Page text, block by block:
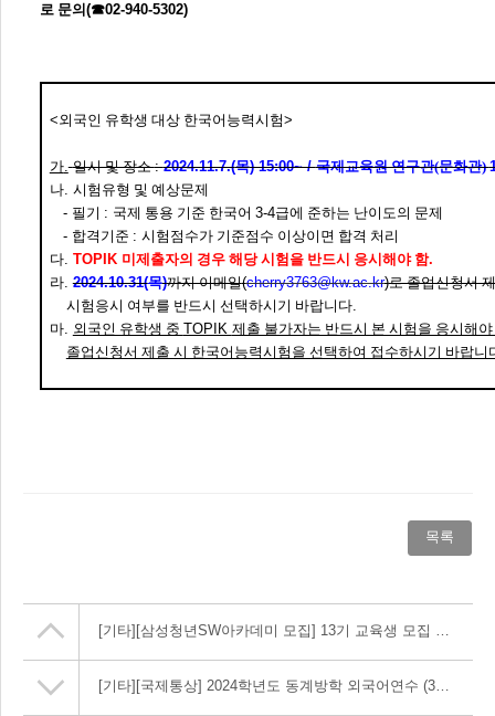
로 문의 (☎02-940-5302)
<외국인 유학생 대상 한국어능력시험>
가. 일시 및 장소:2024.11.7.(목) 15:00~ /국제교육원 연구관(문화관)
나. 시험유형 및 예상문제
- 필기 : 국제 통용 기준 한국어 3-4급에 준하는 난이도의 문제
- 합격기준 : 시험점수가 기준점수 이상이면 합격 처리
다. TOPIK 미제출자의 경우 해당 시험을 반드시 응시해야 함.
라.2024.10.31(목)까지 이메일(cherry3763@kw.ac.kr)로 졸업신청서
시험응시 여부를 반드시 선택하시기 바랍니다.
마. 외국인 유학생 중 TOPIK 제출 불가자는 반드시 본 시험을 응시해
졸업신청서 제출 시 한국어능력시험을 선택하여 접수하시기 바랍니
목록
[기타] [삼성청년SW아카데미 모집] 13기 교육생 모집 안내
[기타] [국제통상] 2024학년도 동계방학 외국어연수 (3주) 실시 안내